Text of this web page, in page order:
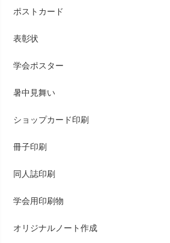
ポストカード
表彰状
学会ポスター
暑中見舞い
ショップカード印刷
冊子印刷
同人誌印刷
学会用印刷物
オリジナルノート作成